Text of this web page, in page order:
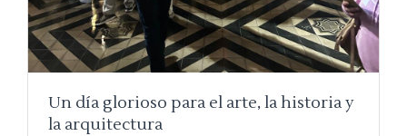
Un día glorioso para el arte, la historia y
la arquitectura